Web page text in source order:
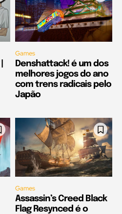
Games
Denshattack! é um dos
melhores jogos do ano
com trens radicais pelo
Japão
Games
Assassin’s Creed Black
Flag Resynced é o